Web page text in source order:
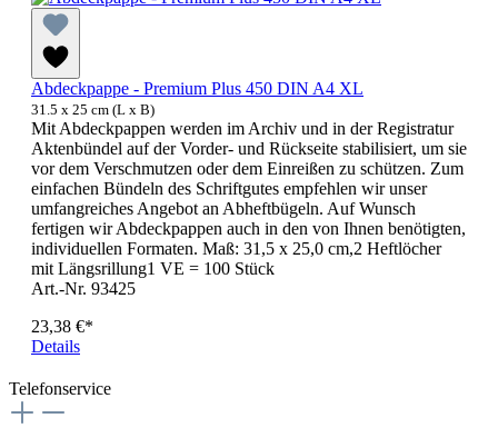
Abdeckpappe - Premium Plus 450 DIN A4 XL
31.5 x 25 cm (L x B)
Mit Abdeckpappen werden im Archiv und in der Registratur
Aktenbündel auf der Vorder- und Rückseite stabilisiert, um sie
vor dem Verschmutzen oder dem Einreißen zu schützen. Zum
einfachen Bündeln des Schriftgutes empfehlen wir unser
umfangreiches Angebot an Abheftbügeln. Auf Wunsch
fertigen wir Abdeckpappen auch in den von Ihnen benötigten,
individuellen Formaten. Maß: 31,5 x 25,0 cm,2 Heftlöcher
mit Längsrillung1 VE = 100 Stück
Art.-Nr. 93425
23,38 €*
Details
Telefonservice